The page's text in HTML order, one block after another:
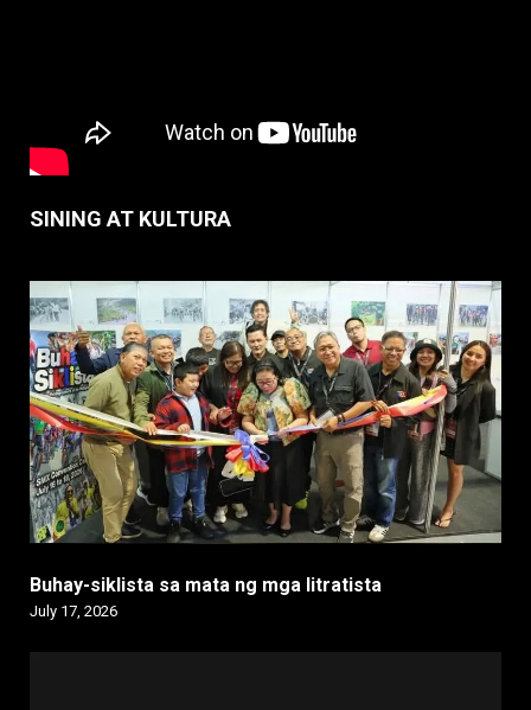
SINING AT KULTURA
Buhay-siklista sa mata ng mga litratista
July 17, 2026